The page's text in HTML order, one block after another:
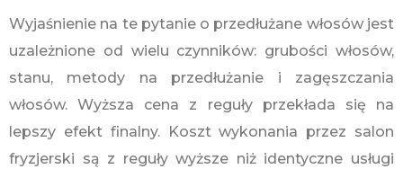
Wyjaśnienie na te pytanie o przedłużane włosów jest
uzależnione od wielu czynników: grubości włosów,
stanu, metody na przedłużanie i zagęszczania
włosów. Wyższa cena z reguły przekłada się na
lepszy efekt finalny. Koszt wykonania przez salon
fryzjerski są z reguły wyższe niż identyczne usługi